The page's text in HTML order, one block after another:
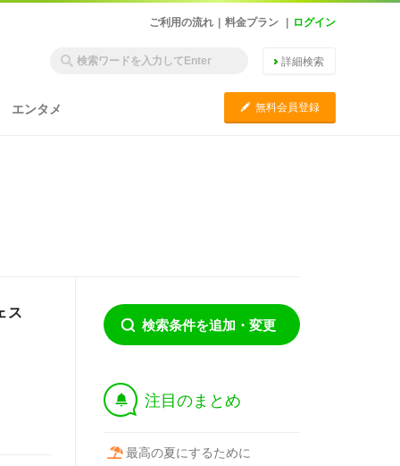
ご利用の流れ 料金プラン ログイン
詳細検索
エンタメ C 無料会員登録
ス
検索条件を追加・変更
† 注目のまとめ
最高の夏にするために